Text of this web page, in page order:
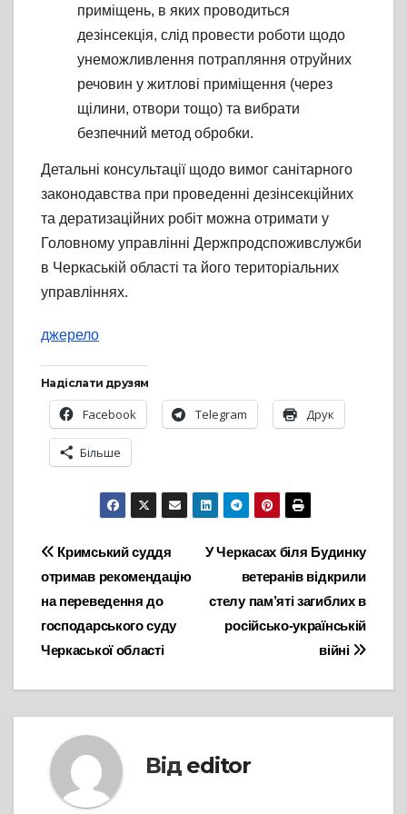
приміщень, в яких проводиться
дезінсекція, слід провести роботи щодо
унеможливлення потрапляння отруйних
речовин у житлові приміщення (через
щілини, отвори тощо) та вибрати
безпечний метод обробки.
Детальні консультації щодо вимог санітарного
законодавства при проведенні дезінсекційних
та дератизаційних робіт можна отримати у
Головному управлінні Держпродспоживслужби
в Черкаській області та його територіальних
управліннях.
джерело
Надіслати друзям
Facebook Telegram Друк
Більше
Навігація
записів
У Черкасах біля Будинку
ветеранів відкрили
стелу пам’яті загиблих в
російсько-українській
війні
Кримський суддя
отримав рекомендацію
на переведення до
господарського суду
Черкаської області
Від editor